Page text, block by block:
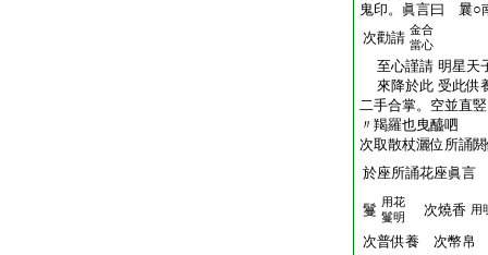
鬼印。眞言曰 曩○
次勸請 金合
當心
至心謹請 明星天
來降於此 受此供
二手合掌。空並直
〃羯羅也曳醯呬
次取散杖灑位所誦
於座所誦花座眞言
鬘 用花
鬘明
次燒香 用
次普供養 次幣帛